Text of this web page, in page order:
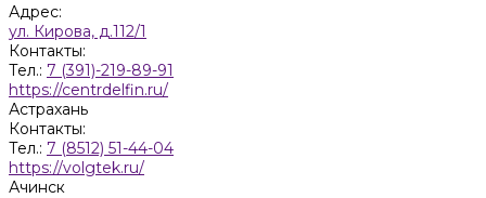
Адрес:
ул. Кирова, д.112/1
Контакты:
Тел.: 7 (391)-219-89-91
https://centrdelfin.ru/
Астрахань
Контакты:
Тел.: 7 (8512) 51-44-04
https://volgtek.ru/
Ачинск